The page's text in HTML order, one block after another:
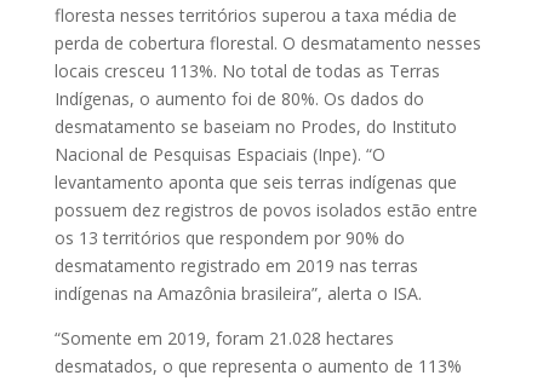
floresta nesses territórios superou a taxa média de
perda de cobertura florestal. O desmatamento nesses
locais cresceu 113%. No total de todas as Terras
Indígenas, o aumento foi de 80%. Os dados do
desmatamento se baseiam no Prodes, do Instituto
Nacional de Pesquisas Espaciais (Inpe). “O
levantamento aponta que seis terras indígenas que
possuem dez registros de povos isolados estão entre
os 13 territórios que respondem por 90% do
desmatamento registrado em 2019 nas terras
indígenas na Amazônia brasileira”, alerta o ISA.
“Somente em 2019, foram 21.028 hectares
desmatados, o que representa o aumento de 113%